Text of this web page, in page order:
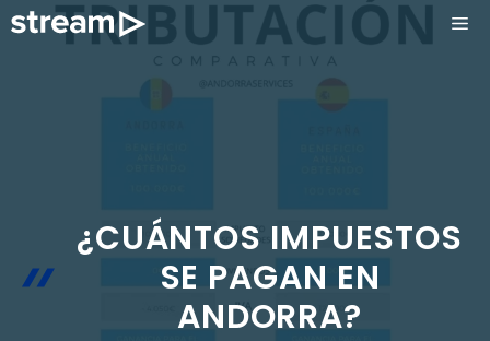
Saltar
¿CUÁNTOS IMPUESTOS
SE PAGAN EN
ANDORRA?